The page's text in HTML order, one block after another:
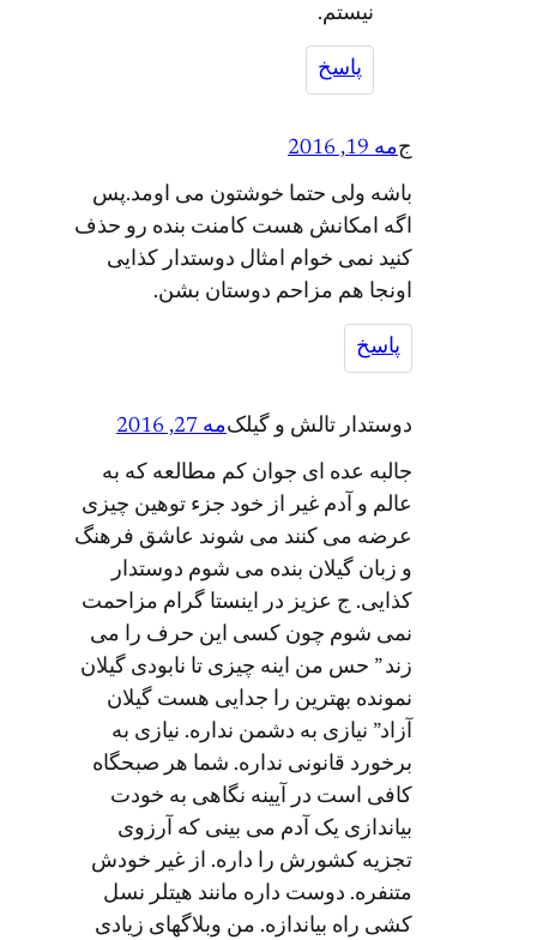
نیستم.
پاسخ
جمه 19, 2016
باشه ولی حتما خوشتون می اومد.پس
اگه امکانش هست کامنت بنده رو حذف
کنید نمی خوام امثال دوستدار کذایی
اونجا هم مزاحم دوستان بشن.
پاسخ
دوستدار تالش و گیلکمه 27, 2016
جالبه عده ای جوان کم مطالعه که به
عالم و آدم غیر از خود جزء توهین چیزی
عرضه می کنند می شوند عاشق فرهنگ
و زبان گیلان بنده می شوم دوستدار
کذایی. ج عزیز در اینستا گرام مزاحمت
نمی شوم چون کسی این حرف را می
زند ” حس من اینه چیزی تا نابودی گیلان
نمونده بهترین را جدایی هست گیلان
آزاد” نیازی به دشمن نداره. نیازی به
برخورد قانونی نداره. شما هر صبحگاه
کافی است در آیینه نگاهی به خودت
بیاندازی یک آدم می بینی که آرزوی
تجزیه کشورش را داره. از غیر خودش
متنفره. دوست داره مانند هیتلر نسل
کشی راه بیاندازه. من وبلاگهای زیادی